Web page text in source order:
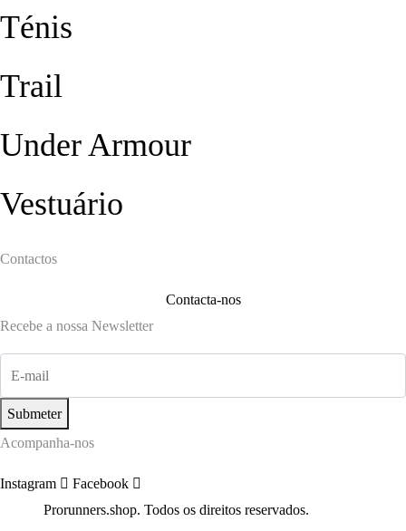
Ténis
Trail
Under Armour
Vestuário
Contactos
Contacta-nos
Recebe a nossa Newsletter
Submeter
Acompanha-nos
Instagram
Facebook
Prorunners.shop. Todos os direitos reservados.